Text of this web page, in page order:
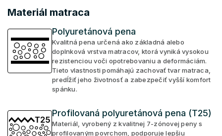
Materiál matraca
Polyuretánová pena
Kvalitná pena určená ako základná alebo
doplnková vrstva matracov, ktorá vyniká vysokou
rezistenciou voči opotrebovaniu a deformáciám.
Tieto vlastnosti pomáhajú zachovať tvar matraca,
predĺžiť jeho životnosť a zabezpečiť vyšší komfort
spánku.
Profilovaná polyuretánová pena (T25)
Materiál, vyrobený z kvalitnej 7-zónovej peny s
profilovaným povrchom, podporuje lepšiu